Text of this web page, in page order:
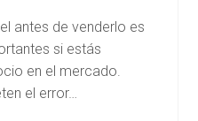
antes de venderlo es
si estás
en el mercado.
el error…